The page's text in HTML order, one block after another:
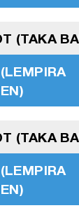
(TAKA
(TAKA